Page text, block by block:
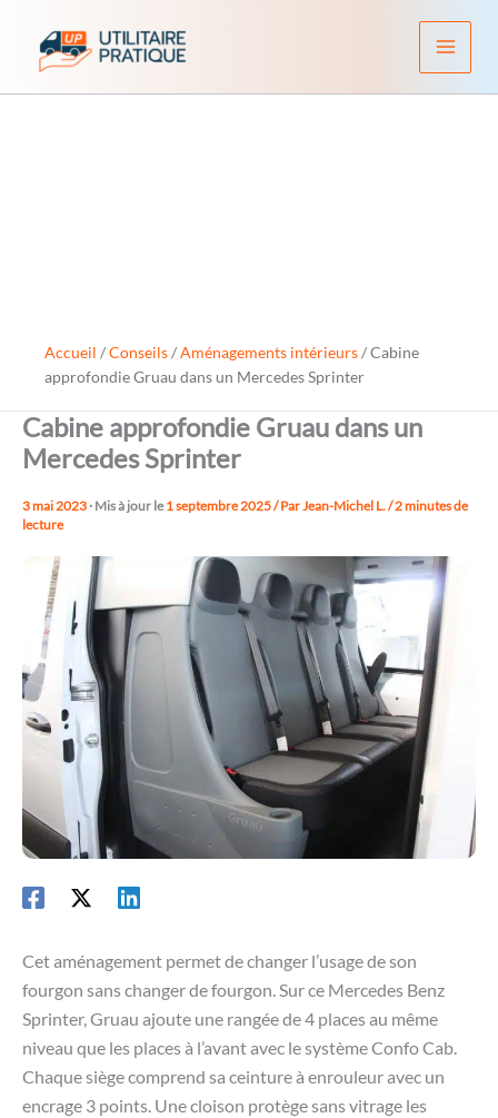
contenu
Accueil /Conseils/Aménagements intérieurs/Cabine
approfondie Gruau dans un Mercedes Sprinter
Cabine approfondie Gruau dans un
Mercedes Sprinter
3 mai 2023 · Mis à jour le 1 septembre 2025/ ParJean-Michel L./2 minutes de
lecture
Cet aménagement permet de changer l’usage de son
fourgon sans changer de fourgon. Sur ce Mercedes Benz
Sprinter, Gruau ajoute une rangée de 4 places au même
niveau que les places à l’avant avec le système Confo Cab.
Chaque siège comprend sa ceinture à enrouleur avec un
encrage 3 points. Une cloison protège sans vitrage les